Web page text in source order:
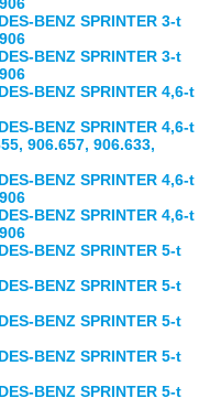
BENZ SPRINTER 3-t
BENZ SPRINTER 3-t
BENZ SPRINTER 4,6-t
BENZ SPRINTER 4,6-t
906.657, 906.633,
BENZ SPRINTER 4,6-t
BENZ SPRINTER 4,6-t
BENZ SPRINTER 5-t
BENZ SPRINTER 5-t
BENZ SPRINTER 5-t
BENZ SPRINTER 5-t
BENZ SPRINTER 5-t